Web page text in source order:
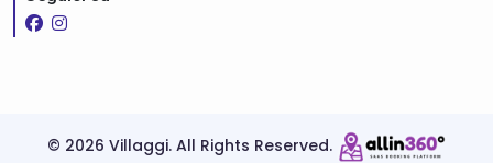
© 2026 Villaggi. All Rights Reserved.